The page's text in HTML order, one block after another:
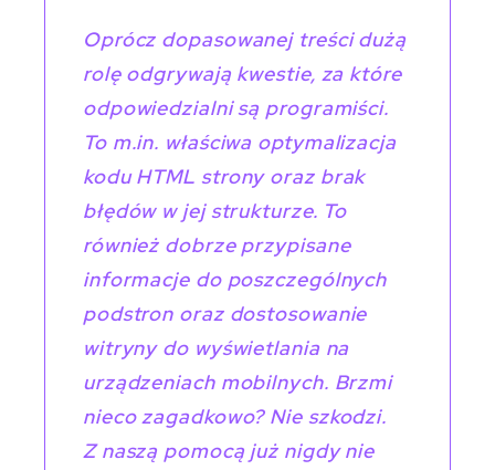
Oprócz dopasowanej treści dużą
rolę odgrywają kwestie, za które
odpowiedzialni są programiści.
To m.in. właściwa optymalizacja
kodu HTML strony oraz brak
błędów w jej strukturze. To
również dobrze przypisane
informacje do poszczególnych
podstron oraz dostosowanie
witryny do wyświetlania na
urządzeniach mobilnych. Brzmi
nieco zagadkowo? Nie szkodzi.
Z naszą pomocą już nigdy nie